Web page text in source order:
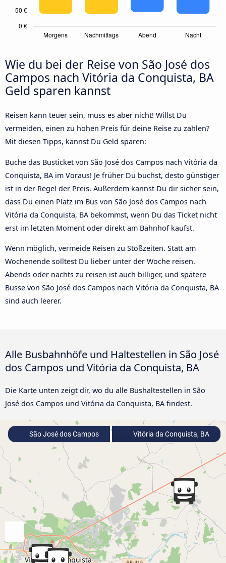
Wie du bei der Reise von São José dos
Campos nach Vitória da Conquista, BA
Geld sparen kannst
Reisen kann teuer sein, muss es aber nicht! Willst Du
vermeiden, einen zu hohen Preis für deine Reise zu zahlen?
Mit diesen Tipps, kannst Du Geld sparen:
Buche das Busticket von São José dos Campos nach Vitória da
Conquista, BA im Voraus! Je früher Du buchst, desto günstiger
ist in der Regel der Preis. Außerdem kannst Du dir sicher sein,
dass Du einen Platz im Bus von São José dos Campos nach
Vitória da Conquista, BA bekommst, wenn Du das Ticket nicht
erst im letzten Moment oder direkt am Bahnhof kaufst.
Wenn möglich, vermeide Reisen zu Stoßzeiten. Statt am
Wochenende solltest Du lieber unter der Woche reisen.
Abends oder nachts zu reisen ist auch billiger, und spätere
Busse von São José dos Campos nach Vitória da Conquista, BA
sind auch leerer.
Alle Busbahnhöfe und Haltestellen in São José
dos Campos und Vitória da Conquista, BA
Die Karte unten zeigt dir, wo du alle Bushaltestellen in São
José dos Campos und Vitória da Conquista, BA findest.
São José dos Campos Vitória da Conquista, BA